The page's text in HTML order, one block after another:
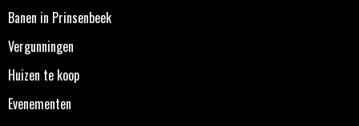
Banen in Prinsenbeek
Vergunningen
Huizen te koop
Evenementen